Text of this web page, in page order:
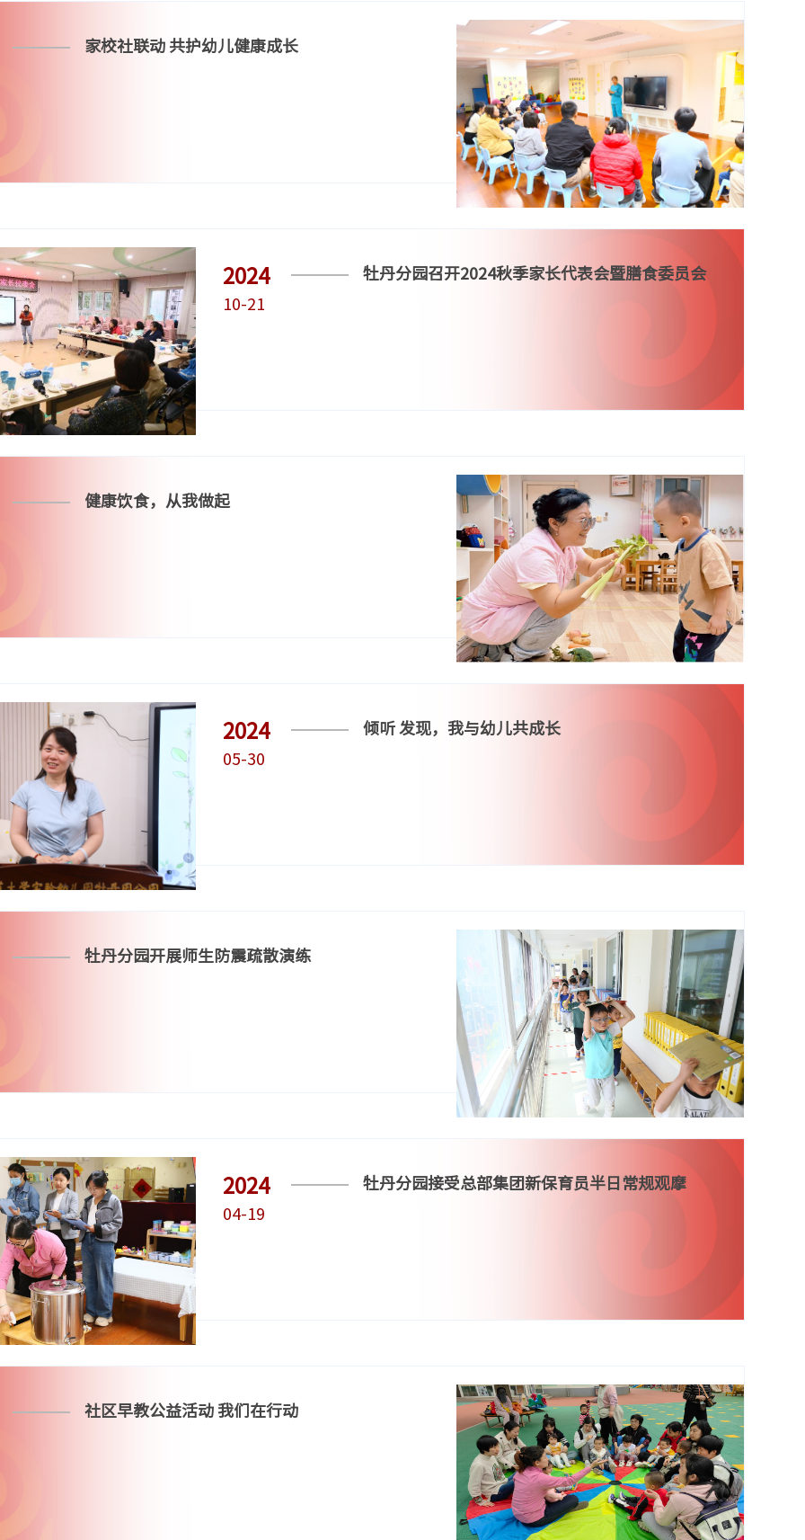
家校社联动 共护幼儿健康成长
2024
10-21
牡丹分园召开2024秋季家长代表会暨膳食委员会
健康饮食，从我做起
2024
05-30
倾听 发现，我与幼儿共成长
牡丹分园开展师生防震疏散演练
2024
04-19
牡丹分园接受总部集团新保育员半日常规观摩
社区早教公益活动 我们在行动